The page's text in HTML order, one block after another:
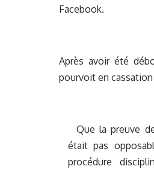
Facebook.
Après avoir été
pourvoit en
Que la preuve
était pas
procédure